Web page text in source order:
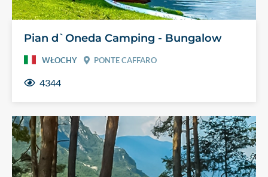
Pian d`Oneda Camping - Bungalow
WŁOCHY PONTE CAFFARO
4344